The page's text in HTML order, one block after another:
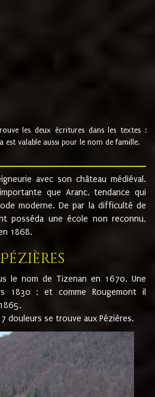
les deux écritures dans les textes :
est valable aussi pour le nom de famille.
avec son château médiéval.
que Aranc, tendance qui
moderne. De par la difficulté de
posséda une école non reconnu,
1868.
le nom de Tizenan en 1670. Une
1830 ; et comme Rougemont il
douleurs se trouve aux Pézières.